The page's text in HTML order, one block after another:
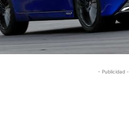
- Publicidad -